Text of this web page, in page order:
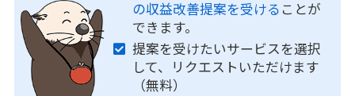
の収益改善提案を受ける ことが
できます。
提案を受けたいサービスを選択
して、リクエストいただけます
（無料）